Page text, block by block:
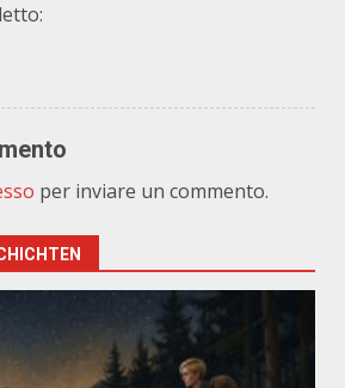
per inviare un commento.